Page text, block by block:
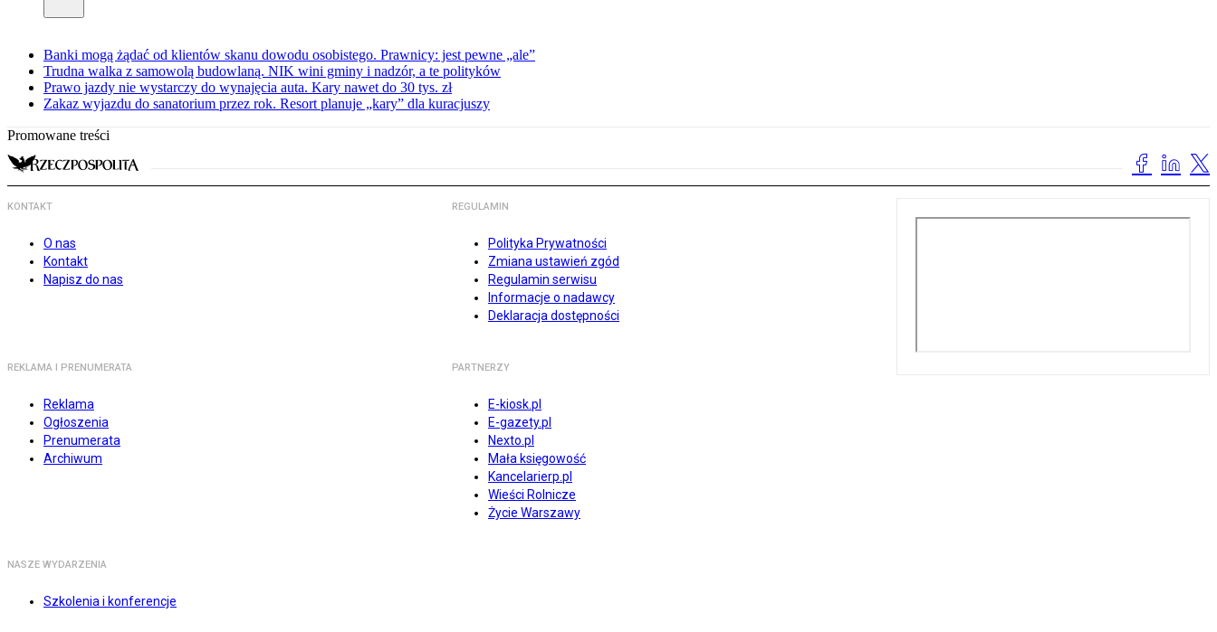
Banki mogą żądać od klientów skanu dowodu osobistego. Prawnicy: jest pewne „ale”
Trudna walka z samowolą budowlaną. NIK wini gminy i nadzór, a te polityków
Prawo jazdy nie wystarczy do wynajęcia auta. Kary nawet do 30 tys. zł
Zakaz wyjazdu do sanatorium przez rok. Resort planuje „kary” dla kuracjuszy
Promowane treści
KONTAKT
O nas
Kontakt
Napisz do nas
REGULAMIN
Polityka Prywatności
Zmiana ustawień zgód
Regulamin serwisu
Informacje o nadawcy
Deklaracja dostępności
REKLAMA I PRENUMERATA
Reklama
Ogłoszenia
Prenumerata
Archiwum
PARTNERZY
E-kiosk.pl
E-gazety.pl
Nexto.pl
Mała księgowość
Kancelarierp.pl
Wieści Rolnicze
Życie Warszawy
NASZE WYDARZENIA
Szkolenia i konferencje